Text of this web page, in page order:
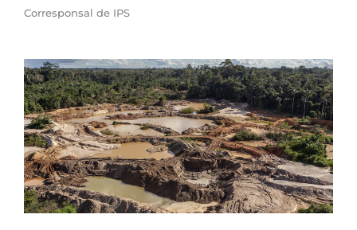
Corresponsal de IPS